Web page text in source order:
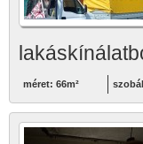
méret: 66m²